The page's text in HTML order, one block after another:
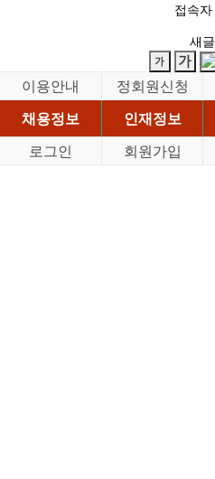
접속자
새글
이용안내 정회원신청
채용정보
인재정보
로그인
회원가입